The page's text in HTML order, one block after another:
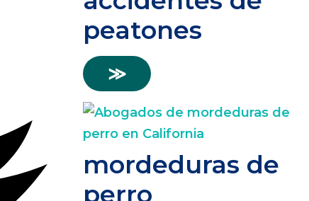
peatones
≫
mordeduras de
perro